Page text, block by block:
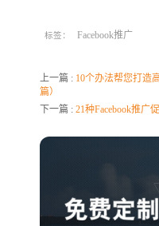
标签： Facebook推广
上一篇 : 10个办法帮您打造
篇）
下一篇 : 21种Facebook推广